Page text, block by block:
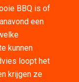
BBQ is of
een
kunnen
loopt het
krijgen ze